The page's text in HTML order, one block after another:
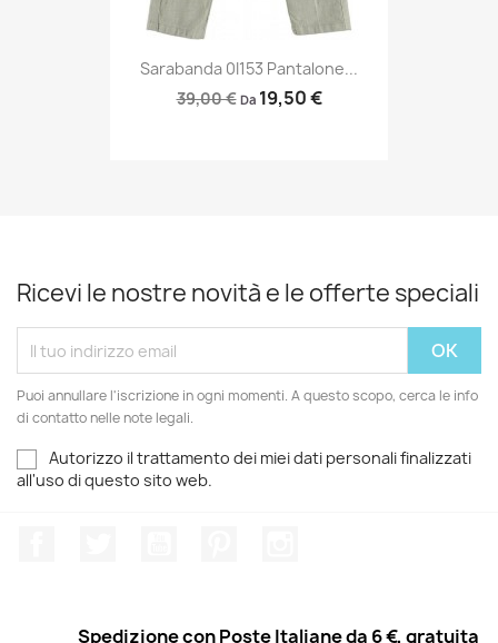
Sarabanda 0I153 Pantalone...
39,00 € Da 19,50 €
Ricevi le nostre novità e le offerte speciali
Puoi annullare l'iscrizione in ogni momenti. A questo scopo, cerca le info
di contatto nelle note legali.
Autorizzo il trattamento dei miei dati personali finalizzati
all'uso di questo sito web.
Spedizione con Poste Italiane da 6 €, gratuita